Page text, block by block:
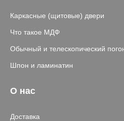
Каркасные (щитовые) двери
Что такое МДФ
Обычный и телескопический
Шпон и ламинатин
О нас
Доставка